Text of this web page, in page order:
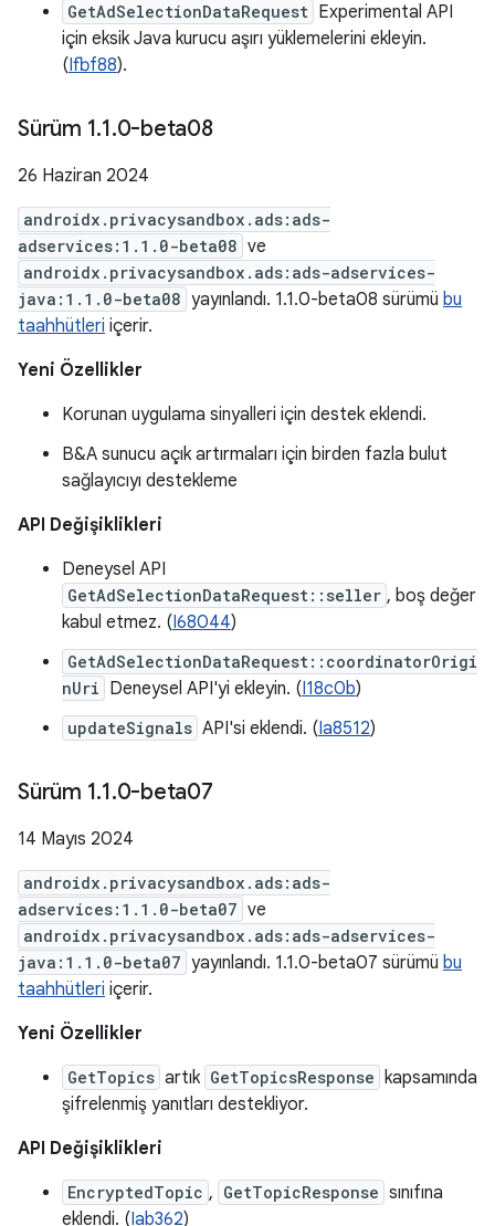
GetAdSelectionDataRequest Experimental API
için eksik Java kurucu aşırı yüklemelerini ekleyin.
(Ifbf88).
Sürüm 1.1.0-beta08
26 Haziran 2024
androidx.privacysandbox.ads:ads-
adservices:1.1.0-beta08 ve
androidx.privacysandbox.ads:ads-adservices-
java:1.1.0-beta08 yayınlandı. 1.1.0-beta08 sürümü bu
taahhütleri içerir.
Yeni Özellikler
Korunan uygulama sinyalleri için destek eklendi.
B&A sunucu açık artırmaları için birden fazla bulut
sağlayıcıyı destekleme
API Değişiklikleri
Deneysel API
GetAdSelectionDataRequest::seller , boş değer
kabul etmez. (I68044)
GetAdSelectionDataRequest::coordinatorOrigi
nUri Deneysel API'yi ekleyin. (I18c0b)
updateSignals API'si eklendi. (Ia8512)
Sürüm 1.1.0-beta07
14 Mayıs 2024
androidx.privacysandbox.ads:ads-
adservices:1.1.0-beta07 ve
androidx.privacysandbox.ads:ads-adservices-
java:1.1.0-beta07 yayınlandı. 1.1.0-beta07 sürümü bu
taahhütleri içerir.
Yeni Özellikler
GetTopics artık GetTopicsResponse kapsamında
şifrelenmiş yanıtları destekliyor.
API Değişiklikleri
EncryptedTopic , GetTopicResponse sınıfına
eklendi. (Iab362)